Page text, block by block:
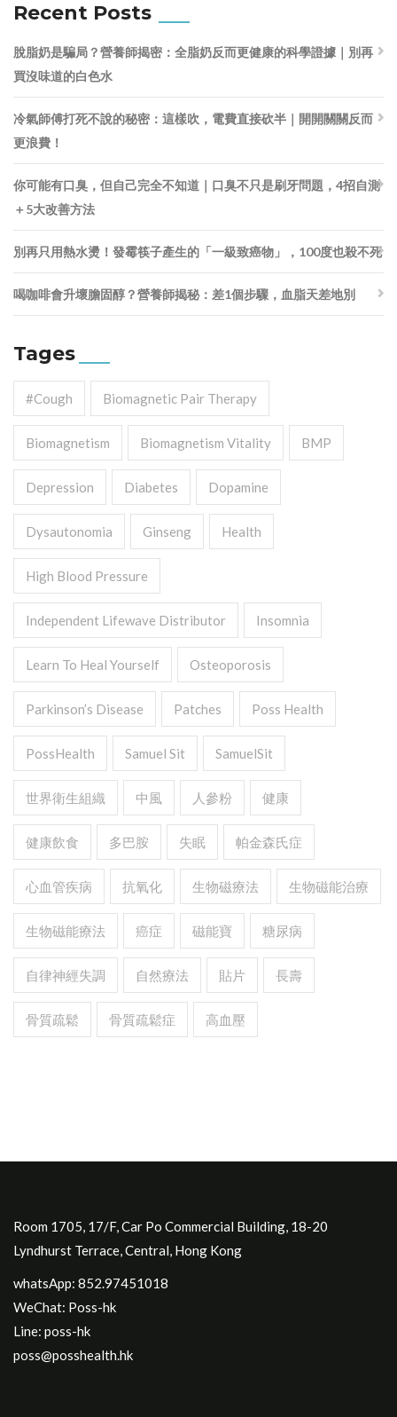
Recent Posts
脫脂奶是騙局？營養師揭密：全脂奶反而更健康的科學證據｜別再
買沒味道的白色水
冷氣師傅打死不說的秘密：這樣吹，電費直接砍半｜開開關關反而
更浪費！
你可能有口臭，但自己完全不知道｜口臭不只是刷牙問題，4招自測
＋5大改善方法
別再只用熱水燙！發霉筷子產生的「一級致癌物」，100度也殺不死
喝咖啡會升壞膽固醇？營養師揭秘：差1個步驟，血脂天差地別
Tages
#cough Biomagnetic Pair Therapy
Biomagnetism Biomagnetism Vitality BMP
Depression Diabetes Dopamine
Dysautonomia Ginseng Health
High Blood Pressure
Independent Lifewave Distributor Insomnia
Learn To Heal Yourself Osteoporosis
Parkinson’s Disease Patches Poss Health
PossHealth Samuel Sit SamuelSit
世界衛生組織 中風 人參粉 健康
健康飲食 多巴胺 失眠 帕金森氏症
心血管疾病 抗氧化 生物磁療法 生物磁能治療
生物磁能療法 癌症 磁能寶 糖尿病
自律神經失調 自然療法 貼片 長壽
骨質疏鬆 骨質疏鬆症 高血壓
Room 1705, 17/F, Car Po Commercial Building, 18-20
Lyndhurst Terrace, Central, Hong Kong
whatsApp: 852.97451018
WeChat: Poss-hk
Line: poss-hk
poss@posshealth.hk